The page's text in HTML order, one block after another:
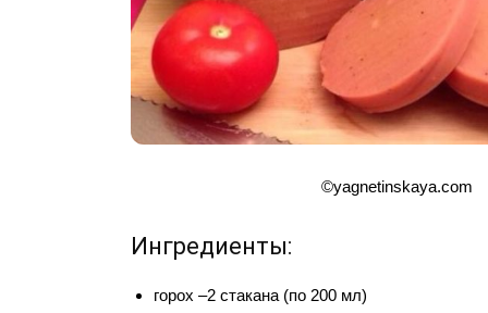
©yagnetinskaya.com
Ингредиенты:
горох –2 стакана (по 200 мл)